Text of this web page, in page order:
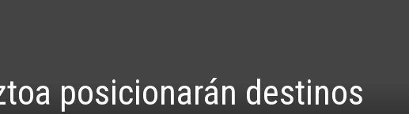
posicionarán destinos